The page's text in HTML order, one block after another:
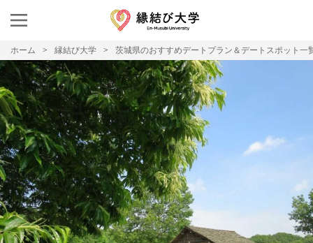
ホーム 縁結び大学 茨城県のおすすめデートプラン＆デートスポット一